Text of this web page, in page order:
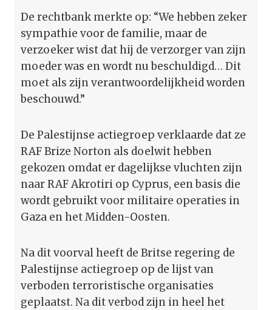
De rechtbank merkte op: “We hebben zeker
sympathie voor de familie, maar de
verzoeker wist dat hij de verzorger van zijn
moeder was en wordt nu beschuldigd… Dit
moet als zijn verantwoordelijkheid worden
beschouwd.”
De Palestijnse actiegroep verklaarde dat ze
RAF Brize Norton als doelwit hebben
gekozen omdat er dagelijkse vluchten zijn
naar RAF Akrotiri op Cyprus, een basis die
wordt gebruikt voor militaire operaties in
Gaza en het Midden-Oosten.
Na dit voorval heeft de Britse regering de
Palestijnse actiegroep op de lijst van
verboden terroristische organisaties
geplaatst. Na dit verbod zijn in heel het